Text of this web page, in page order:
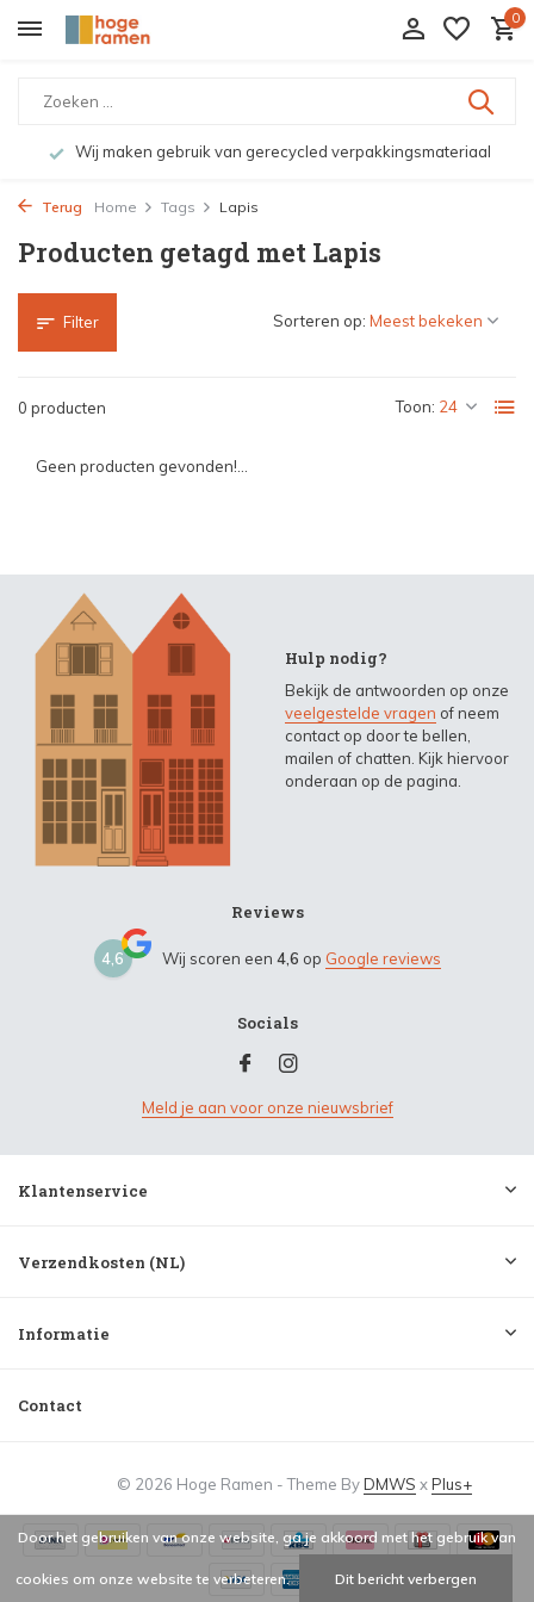
0
Wij maken gebruik van gerecycled verpakkingsmateriaal
Terug Home Tags Lapis
Producten getagd met Lapis
Filter
0 producten Toon:
Sorteren op:
Geen producten gevonden!...
Hulp nodig?
Bekijk de antwoorden op onze
veelgestelde vragen of neem
contact op door te bellen,
mailen of chatten. Kijk hiervoor
onderaan op de pagina.
Reviews
4,6 Wij scoren een 4,6 op Google reviews
Socials
Meld je aan voor onze nieuwsbrief
Klantenservice
Verzendkosten (NL)
Informatie
Contact
© 2026 Hoge Ramen - Theme ByDMWS xPlus+
Door het gebruiken van onze website, ga je akkoord met het gebruik van
cookies om onze website te verbeteren. Dit bericht verbergen